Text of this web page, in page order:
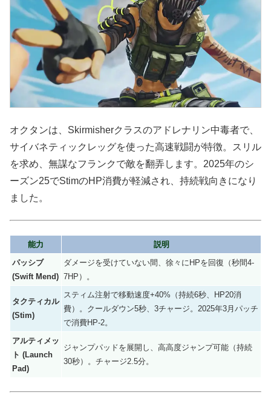
オクタンは、Skirmisherクラスのアドレナリン中毒者で、
サイバネティックレッグを使った高速戦闘が特徴。スリル
を求め、無謀なフランクで敵を翻弄します。2025年のシ
ーズン25でStimのHP消費が軽減され、持続戦向きになり
ました。
能力
説明
パッシブ
(Swift Mend)
ダメージを受けていない間、徐々にHPを回復（秒間4-
7HP）。
タクティカル
(Stim)
スティム注射で移動速度+40%（持続6秒、HP20消
費）。クールダウン5秒、3チャージ。2025年3月パッチ
で消費HP-2。
アルティメッ
ト (Launch
Pad)
ジャンプパッドを展開し、高高度ジャンプ可能（持続
30秒）。チャージ2.5分。